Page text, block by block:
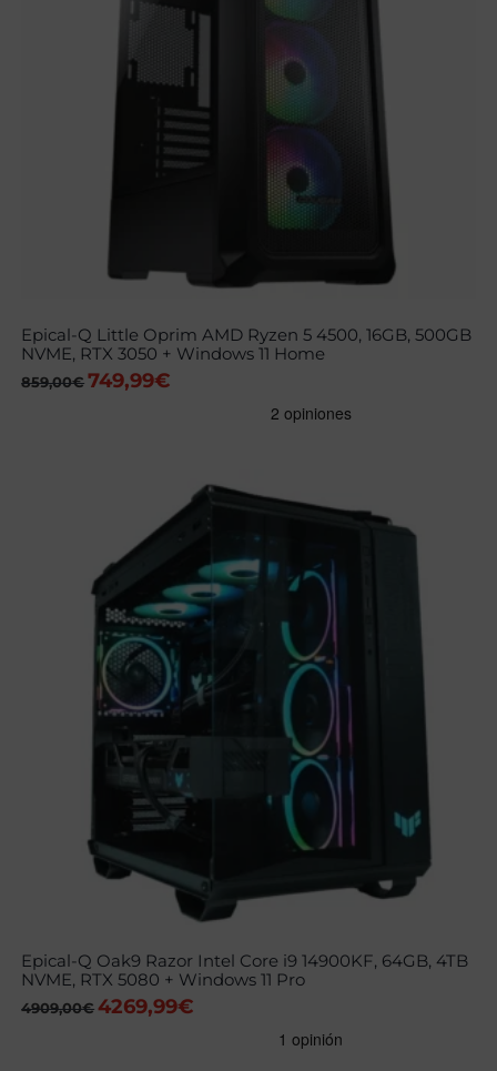
Epical-Q Little Oprim AMD Ryzen 5 4500, 16GB, 500GB
NVME, RTX 3050 + Windows 11 Home
859,00€ El
749,99€
Epical-Q Oak9 Razor Intel Core i9 14900KF, 64GB, 4TB
NVME, RTX 5080 + Windows 11 Pro
4909,00€ El
4269,99€